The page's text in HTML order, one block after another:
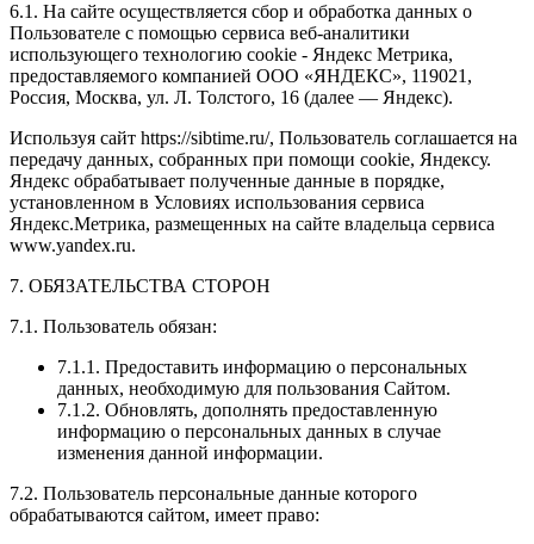
6.1. На сайте осуществляется сбор и обработка данных о
Пользователе с помощью сервиса веб-аналитики
использующего технологию cookie - Яндекс Метрика,
предоставляемого компанией ООО «ЯНДЕКС», 119021,
Россия, Москва, ул. Л. Толстого, 16 (далее — Яндекс).
Используя сайт https://sibtime.ru/, Пользователь соглашается на
передачу данных, собранных при помощи cookie, Яндексу.
Яндекс обрабатывает полученные данные в порядке,
установленном в Условиях использования сервиса
Яндекс.Метрика, размещенных на сайте владельца сервиса
www.yandex.ru.
7. ОБЯЗАТЕЛЬСТВА СТОРОН
7.1. Пользователь обязан:
7.1.1. Предоставить информацию о персональных
данных, необходимую для пользования Сайтом.
7.1.2. Обновлять, дополнять предоставленную
информацию о персональных данных в случае
изменения данной информации.
7.2. Пользователь персональные данные которого
обрабатываются сайтом, имеет право: